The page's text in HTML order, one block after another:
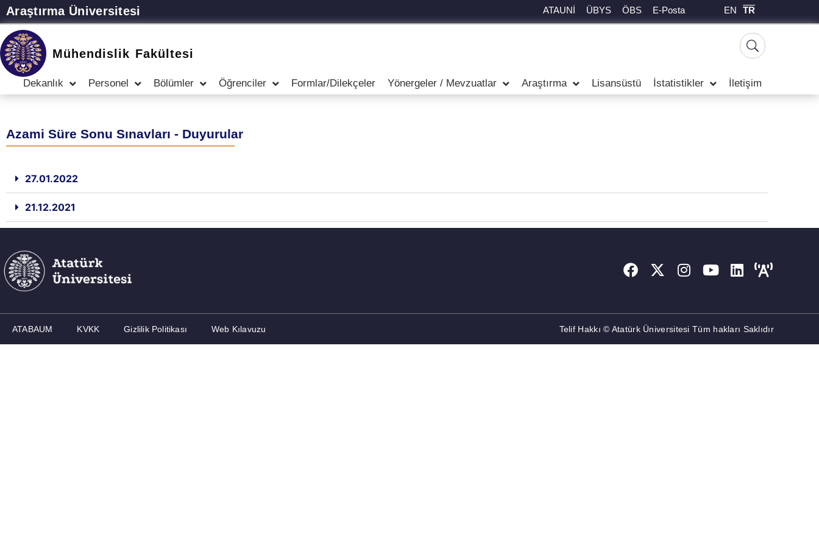
Araştırma Üniversitesi ATAUNİ ÜBYS ÖBS E-Posta EN TR
Mühendislik Fakültesi
Dekanlık Personel Bölümler Öğrenciler Formlar/Dilekçeler Yönergeler / Mevzuatlar Araştırma Lisansüstü İstatistikler İletişim
Azami Süre Sonu Sınavları - Duyurular
27.01.2022
21.12.2021
ATABAUM KVKK Gizlilik Politikası Web Kılavuzu Telif Hakkı © Atatürk Üniversitesi Tüm hakları Saklıdır